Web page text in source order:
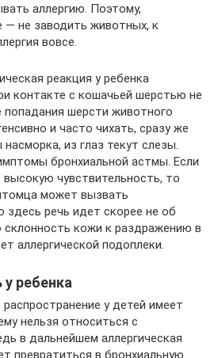
аллергию. Поэтому,
— не заводить животных, к
вовсе.
реакция у ребенка
контакте с кошачьей шерстью не
шерсти животного
и часто чихать, сразу же
из глаз текут слезы.
бронхиальной астмы. Если
чувствительность, то
может вызвать
здесь речь идет скорее не об
склонность кожи к раздражению в
аллергической подоплеки.
ребенка
у детей имеет
нельзя относиться с
в дальнейшем аллергическая
превратиться в бронхиальную